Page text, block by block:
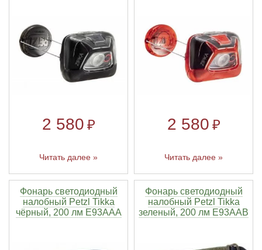
2 580 ₽
Читать далее »
2 580 ₽
Читать далее »
Фонарь светодиодный
налобный Petzl Tikka
чёрный, 200 лм E93AAA
Фонарь светодиодный
налобный Petzl Tikka
зеленый, 200 лм E93AAB